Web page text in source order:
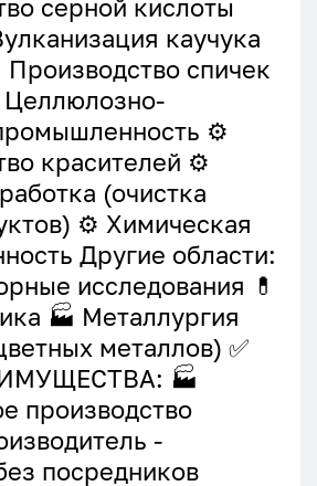
серной кислоты
каучука
спичек
⚙️
красителей ⚙️
(очистка
⚙️ Химическая
Другие области:
исследования 💊
🏭 Металлургия
металлов) ✅
🏭
производство
-
посредников